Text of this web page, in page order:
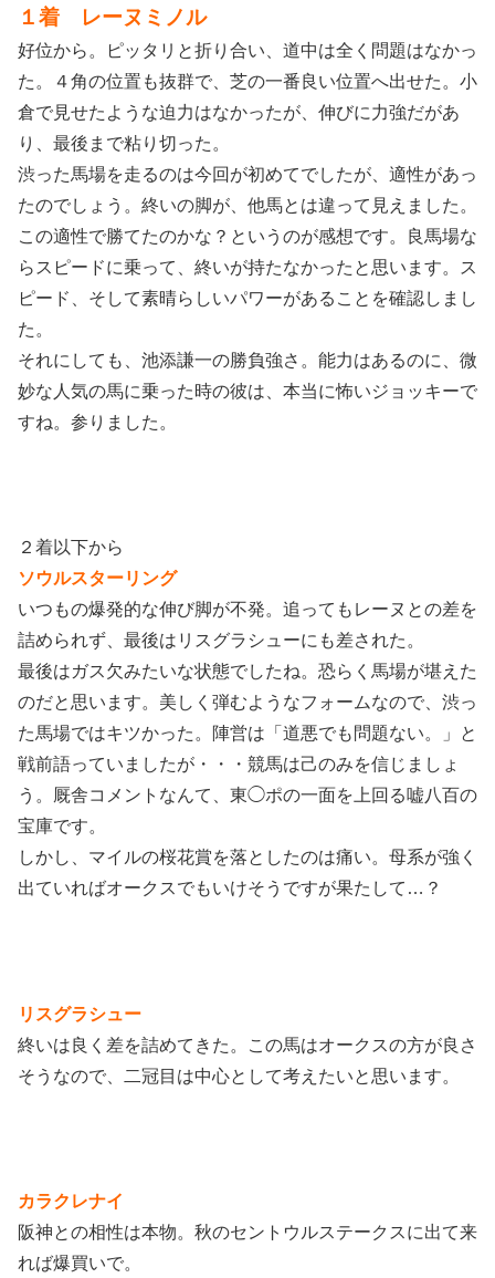
１着 レーヌミノル
好位から。ピッタリと折り合い、道中は全く問題はなかっ
た。４角の位置も抜群で、芝の一番良い位置へ出せた。小
倉で見せたような迫力はなかったが、伸びに力強だがあ
り、最後まで粘り切った。
渋った馬場を走るのは今回が初めてでしたが、適性があっ
たのでしょう。終いの脚が、他馬とは違って見えました。
この適性で勝てたのかな？というのが感想です。良馬場な
らスピードに乗って、終いが持たなかったと思います。ス
ピード、そして素晴らしいパワーがあることを確認しまし
た。
それにしても、池添謙一の勝負強さ。能力はあるのに、微
妙な人気の馬に乗った時の彼は、本当に怖いジョッキーで
すね。参りました。
２着以下から
ソウルスターリング
いつもの爆発的な伸び脚が不発。追ってもレーヌとの差を
詰められず、最後はリスグラシューにも差された。
最後はガス欠みたいな状態でしたね。恐らく馬場が堪えた
のだと思います。美しく弾むようなフォームなので、渋っ
た馬場ではキツかった。陣営は「道悪でも問題ない。」と
戦前語っていましたが・・・競馬は己のみを信じましょ
う。厩舎コメントなんて、東◯ポの一面を上回る嘘八百の
宝庫です。
しかし、マイルの桜花賞を落としたのは痛い。母系が強く
出ていればオークスでもいけそうですが果たして…？
リスグラシュー
終いは良く差を詰めてきた。この馬はオークスの方が良さ
そうなので、二冠目は中心として考えたいと思います。
カラクレナイ
阪神との相性は本物。秋のセントウルステークスに出て来
れば爆買いで。